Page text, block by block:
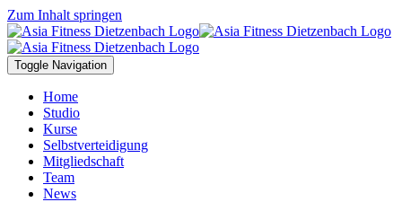
Zum Inhalt springen
Toggle Navigation
Home
Studio
Kurse
Selbstverteidigung
Mitgliedschaft
Team
News